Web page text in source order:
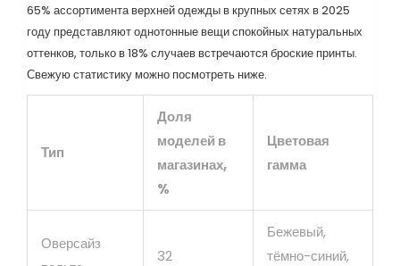
65% ассортимента верхней одежды в крупных сетях в 2025
году представляют однотонные вещи спокойных натуральных
оттенков, только в 18% случаев встречаются броские принты.
Свежую статистику можно посмотреть ниже.
Тип
Доля
моделей в
магазинах,
%
Цветовая
гамма
Оверсайз
32
Бежевый,
тёмно-синий,